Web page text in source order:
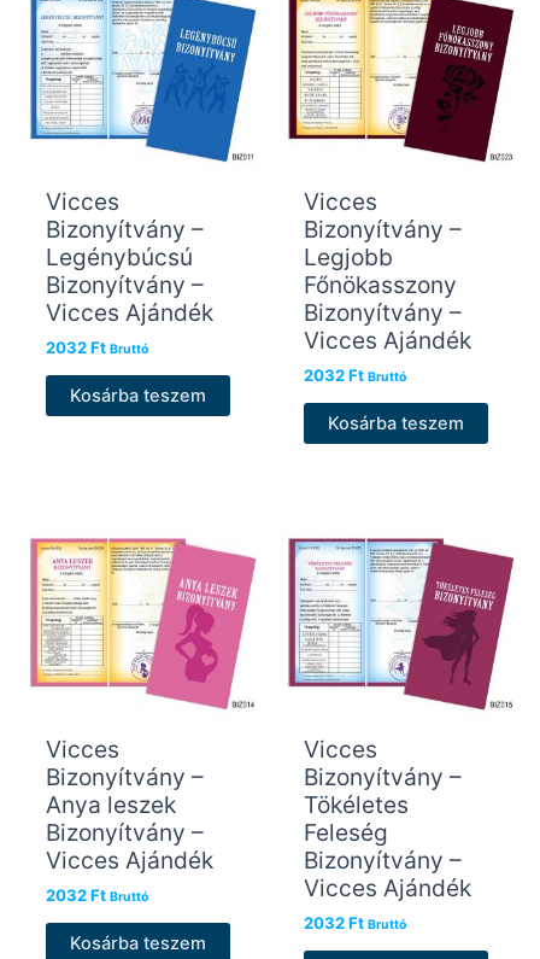
Vicces
Bizonyítvány –
Legénybúcsú
Bizonyítvány –
Vicces Ajándék
2032Ft Bruttó
Kosárba teszem
Vicces
Bizonyítvány –
Legjobb
Főnökasszony
Bizonyítvány –
Vicces Ajándék
2032Ft Bruttó
Kosárba teszem
Vicces
Bizonyítvány –
Anya leszek
Bizonyítvány –
Vicces Ajándék
2032Ft Bruttó
Kosárba teszem
Vicces
Bizonyítvány –
Tökéletes
Feleség
Bizonyítvány –
Vicces Ajándék
2032Ft Bruttó